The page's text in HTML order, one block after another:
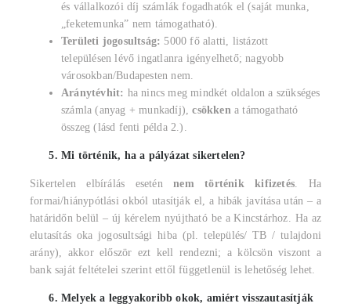
és vállalkozói díj számlák fogadhatók el (saját munka,
„feketemunka” nem támogatható).
Területi jogosultság: 5000 fő alatti, listázott
településen lévő ingatlanra igényelhető; nagyobb
városokban/Budapesten nem.
Aránytévhit: ha nincs meg mindkét oldalon a szükséges
számla (anyag + munkadíj),csökkena támogatható
összeg (lásd fenti példa 2.).
Mi történik, ha a pályázat sikertelen?
Sikertelen elbírálás eseténnem történik kifizetés. Ha
formai/hiánypótlási okból utasítják el, a hibák javítása után – a
határidőn belül – új kérelem nyújtható be a Kincstárhoz. Ha az
elutasítás oka jogosultsági hiba (pl. település/ TB / tulajdoni
arány), akkor először ezt kell rendezni; a kölcsön viszont a
bank saját feltételei szerint ettől függetlenül is lehetőség lehet.
Melyek a leggyakoribb okok, amiért visszautasítják